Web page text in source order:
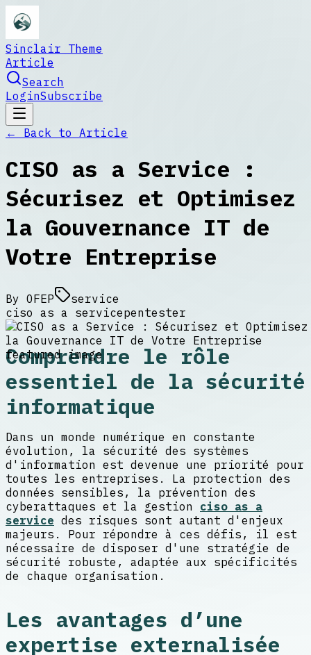
Sinclair Theme
Article
Search
LoginSubscribe
← Back to Article
CISO as a Service :
Sécurisez et Optimisez
la Gouvernance IT de
Votre Entreprise
By OFEP
service
ciso as a servicepentester
Comprendre le rôle
essentiel de la sécurité
informatique
Dans un monde numérique en constante
évolution, la sécurité des systèmes
d'information est devenue une priorité pour
toutes les entreprises. La protection des
données sensibles, la prévention des
cyberattaques et la gestion ciso as a
service des risques sont autant d'enjeux
majeurs. Pour répondre à ces défis, il est
nécessaire de disposer d'une stratégie de
sécurité robuste, adaptée aux spécificités
de chaque organisation.
Les avantages d’une
expertise externalisée